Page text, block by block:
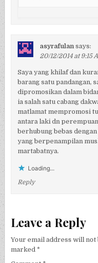
asyrafulan says:
20/12/2014 at 9:15
Saya yang khilaf dan
barang satu pandangan,
dipromosikan dalam
ia salah satu cabang
matlamat mempromosi
antara laki dn
berhubung bebas
yang berpenampilan
martabatnya.
Loading...
Reply
Leave a Reply
Your email address will not
marked *